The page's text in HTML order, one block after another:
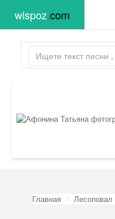
wispoz.com
Главная Лесоповал